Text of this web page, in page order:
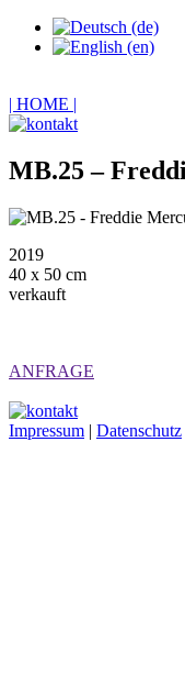
| HOME |
MB.25 –
2019
40 x 50 cm
verkauft
ANFRAGE
Impressum | Datenschutz